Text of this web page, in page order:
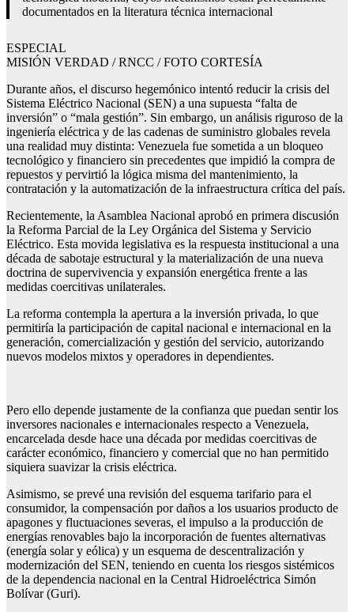
documentados en la literatura técnica internacional
ESPECIAL
MISIÓN VERDAD / RNCC / FOTO CORTESÍA
Durante años, el discurso hegemónico intentó reducir la crisis del
Sistema Eléctrico Nacional (SEN) a una supuesta “falta de
inversión” o “mala gestión”. Sin embargo, un análisis riguroso de la
ingeniería eléctrica y de las cadenas de suministro globales revela
una realidad muy distinta: Venezuela fue sometida a un bloqueo
tecnológico y financiero sin precedentes que impidió la compra de
repuestos y pervirtió la lógica misma del mantenimiento, la
contratación y la automatización de la infraestructura crítica del país.
Recientemente, la Asamblea Nacional aprobó en primera discusión
la Reforma Parcial de la Ley Orgánica del Sistema y Servicio
Eléctrico. Esta movida legislativa es la respuesta institucional a una
década de sabotaje estructural y la materialización de una nueva
doctrina de supervivencia y expansión energética frente a las
medidas coercitivas unilaterales.
La reforma contempla la apertura a la inversión privada, lo que
permitiría la participación de capital nacional e internacional en la
generación, comercialización y gestión del servicio, autorizando
nuevos modelos mixtos y operadores in dependientes.
Pero ello depende justamente de la confianza que puedan sentir los
inversores nacionales e internacionales respecto a Venezuela,
encarcelada desde hace una década por medidas coercitivas de
carácter económico, financiero y comercial que no han permitido
siquiera suavizar la crisis eléctrica.
Asimismo, se prevé una revisión del esquema tarifario para el
consumidor, la compensación por daños a los usuarios producto de
apagones y fluctuaciones severas, el impulso a la producción de
energías renovables bajo la incorporación de fuentes alternativas
(energía solar y eólica) y un esquema de descentralización y
modernización del SEN, teniendo en cuenta los riesgos sistémicos
de la dependencia nacional en la Central Hidroeléctrica Simón
Bolívar (Guri).